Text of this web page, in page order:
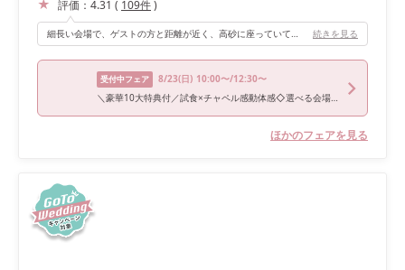
評価： 4.31 ( 109件)
細長い会場で、ゲストの方と距離が近く、高砂に座っていてもゲストの方の表情が良く見えます！また、個室のような前室があり、ゲストの方はゆっくり過ごすことができます！ 続きを見る
受付中フェア 8/23(日) 10:00〜/12:30〜
＼豪華10大特典付／試食×チャペル感動体感◇選べる会場ツアー
ほかのフェアを見る